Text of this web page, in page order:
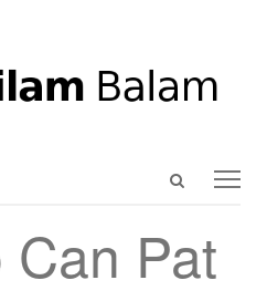
Open
panel
Pat